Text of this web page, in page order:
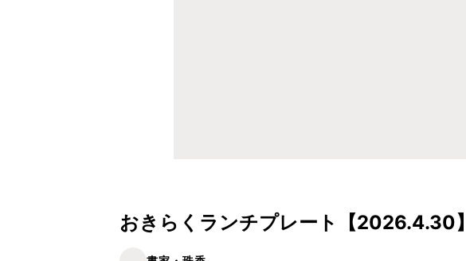
おきらくランチプレート【2026.4.30】